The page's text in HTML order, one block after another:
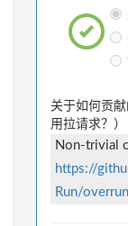
关于如何贡
用拉请求？
Non-trivial
https://
Run/